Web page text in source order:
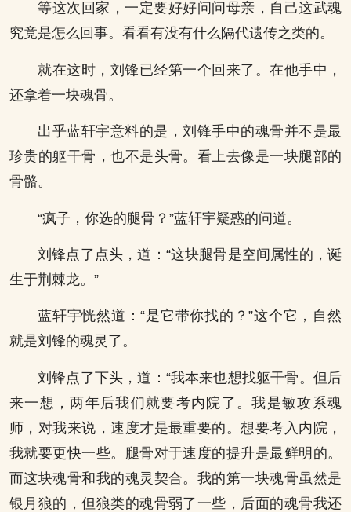
等这次回家，一定要好好问问母亲，自己这武魂
究竟是怎么回事。看看有没有什么隔代遗传之类的。
就在这时，刘锋已经第一个回来了。在他手中，
还拿着一块魂骨。
出乎蓝轩宇意料的是，刘锋手中的魂骨并不是最
珍贵的躯干骨，也不是头骨。看上去像是一块腿部的
骨骼。
“疯子，你选的腿骨？”蓝轩宇疑惑的问道。
刘锋点了点头，道：“这块腿骨是空间属性的，诞
生于荆棘龙。”
蓝轩宇恍然道：“是它带你找的？”这个它，自然
就是刘锋的魂灵了。
刘锋点了下头，道：“我本来也想找躯干骨。但后
来一想，两年后我们就要考内院了。我是敏攻系魂
师，对我来说，速度才是最重要的。想要考入内院，
我就要更快一些。腿骨对于速度的提升是最鲜明的。
而这块魂骨和我的魂灵契合。我的第一块魂骨虽然是
银月狼的，但狼类的魂骨弱了一些，后面的魂骨我还